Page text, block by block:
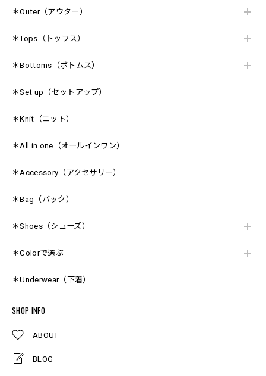
＊Outer（アウター）
＊Tops（トップス）
＊Bottoms（ボトムス）
＊Set up（セットアップ）
＊Knit（ニット）
＊All in one（オールインワン）
＊Accessory（アクセサリー）
＊Bag（バック）
＊Shoes（シューズ）
＊Colorで選ぶ
＊Underwear（下着）
SHOP INFO
ABOUT
BLOG